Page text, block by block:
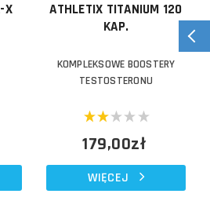
X
ATHLETIX TITANIUM 120
KAP.
KOMPLEKSOWE BOOSTERY
TESTOSTERONU
179,00zł
WIĘCEJ